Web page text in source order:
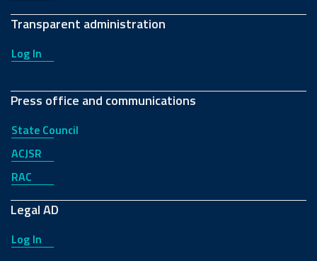
Transparent administration
Log In
Press office and communications
State Council
ACJSR
RAC
Legal AD
Log In